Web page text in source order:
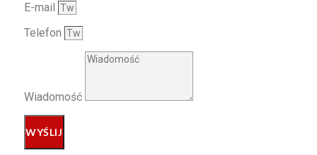
E-mail
Telefon
Wiadomość
WYŚLIJ